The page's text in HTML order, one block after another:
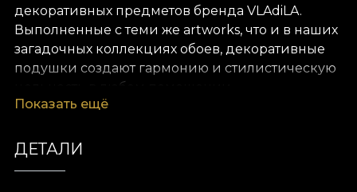
декоративных предметов бренда VLAdiLA.
Выполненные с теми же artworks, что и в наших
загадочных коллекциях обоев, декоративные
подушки создают гармонию и стилистическую
цельность в любом помещении.
выглядящего и приятного на ощупь материала.
Показать ещё
ДЕТАЛИ